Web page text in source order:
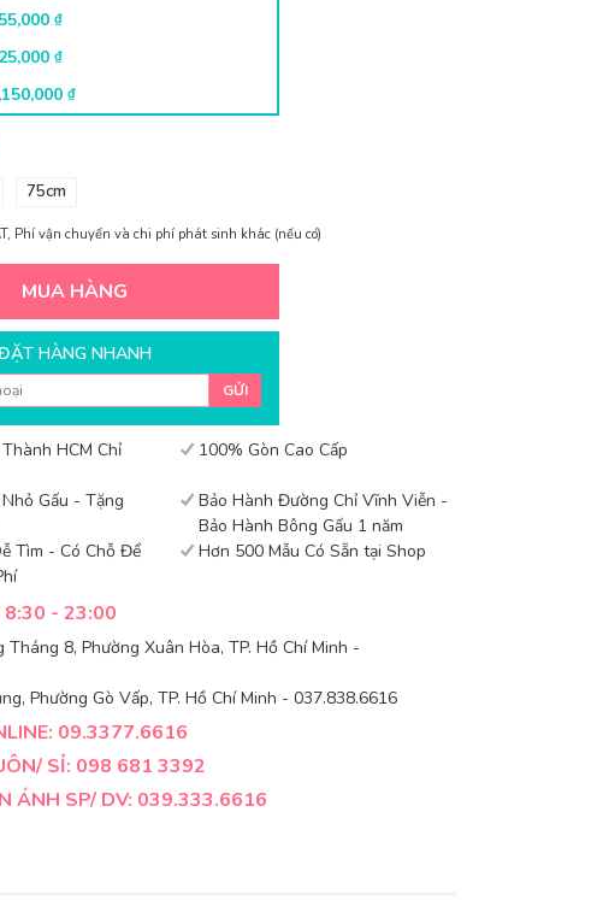
₫
₫
₫
75cm
Phí vận chuyển và chi phí phát sinh khác (nếu có)
MUA HÀNG
HÀNG NHANH
GỬI
HCM Chỉ
100% Gòn Cao Cấp
Gấu - Tặng
Bảo Hành Đường Chỉ Vĩnh Viễn -
Bảo Hành Bông Gấu 1 năm
Tìm - Có Chỗ Để
Hơn 500 Mẫu Có Sẵn tại Shop
8:30 - 23:00
Tháng 8, Phường Xuân Hòa, TP. Hồ Chí Minh -
Phường Gò Vấp, TP. Hồ Chí Minh - 037.838.6616
09.3377.6616
SỈ: 098 681 3392
ÁNH SP/ DV: 039.333.6616